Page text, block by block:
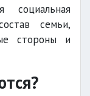
социальная
семьи,
стороны и